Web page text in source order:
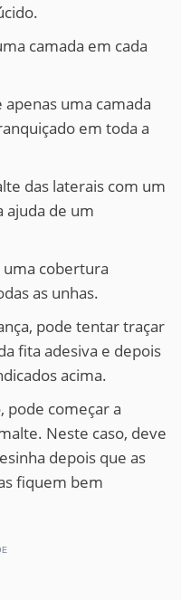
camada em cada
uma camada
em toda a
das laterais com um
ajuda de um
uma cobertura
as unhas.
pode tentar traçar
fita adesiva e depois
acima.
pode começar a
Neste caso, deve
depois que as
fiquem bem